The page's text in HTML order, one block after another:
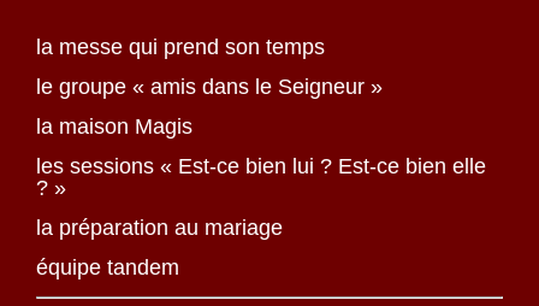
la messe qui prend son temps
le groupe « amis dans le Seigneur »
la maison Magis
les sessions « Est-ce bien lui ? Est-ce bien elle
? »
la préparation au mariage
équipe tandem